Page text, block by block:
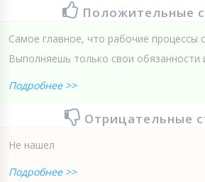
Положительные
Самое главное, что рабочие процессы
Выполняешь только свои обязанности
Подробнее >>
Отрицательные
Не нашел
Подробнее >>